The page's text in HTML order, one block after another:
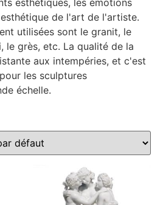
esthétiques, les émotions
de l'art de l'artiste.
utilisées sont le granit, le
le grès, etc. La qualité de la
aux intempéries, et c'est
les sculptures
échelle.